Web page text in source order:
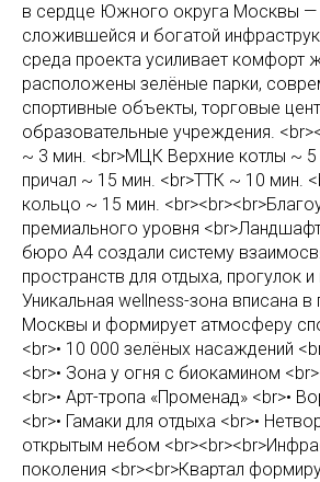
в сердце Южного округа Москвы —
сложившейся и богатой
среда проекта усиливает комфорт
расположены зелёные парки,
спортивные объекты, торговые
образовательные учреждения.
~ 3 мин. <br>МЦК Верхние котлы ~ 5
причал ~ 15 мин. <br>ТТК ~ 10 мин.
кольцо ~ 15 мин.
премиального уровня
бюро А4 создали систему
пространств для отдыха, прогулок
Уникальная wellness-зона вписана в
Москвы и формирует атмосферу
<br>• 10 000 зелёных насаждений
<br>• Зона у огня с биокамином
<br>• Арт-тропа «Променад» <br>•
<br>• Гамаки для отдыха <br>•
открытым небом
поколения <br><br>Квартал